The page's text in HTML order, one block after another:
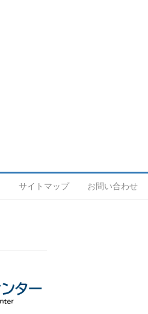
サイトマップ お問い合わせ